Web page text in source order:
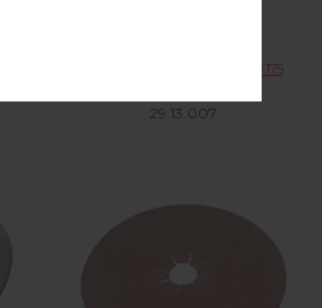
Klitschijf Randmeister/ Unico Ø 175
29.13.007